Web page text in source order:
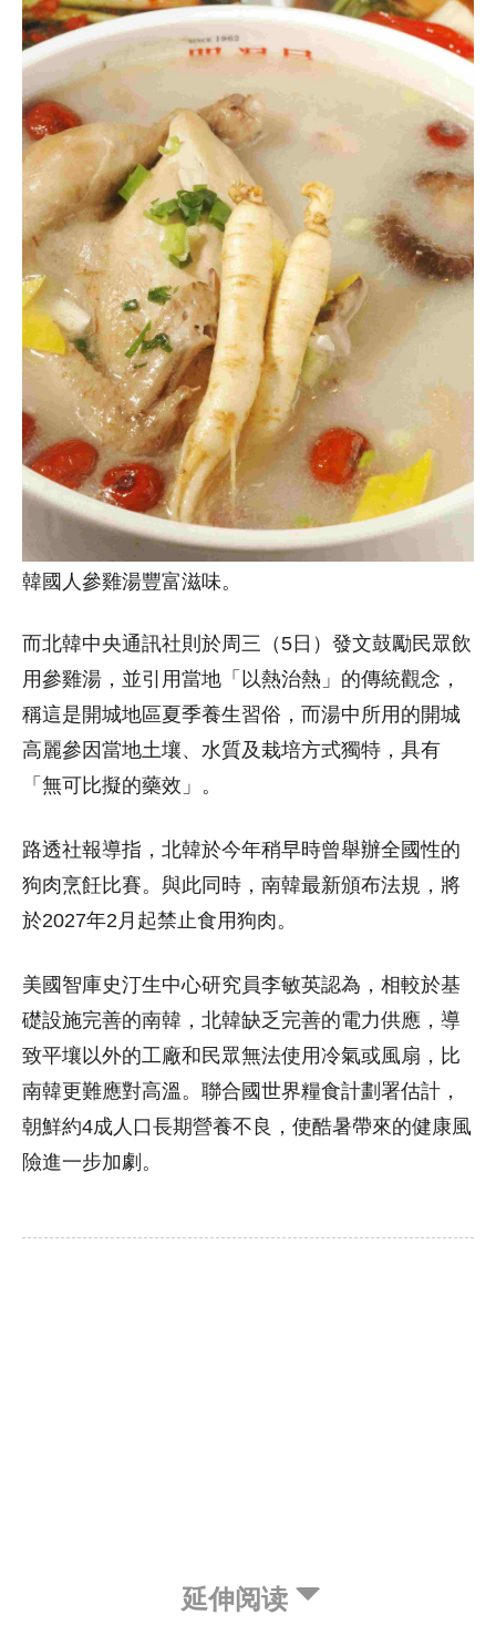
韓國人參雞湯豐富滋味。
而北韓中央通訊社則於周三（5日）發文鼓勵民眾飲
用參雞湯，並引用當地「以熱治熱」的傳統觀念，
稱這是開城地區夏季養生習俗，而湯中所用的開城
高麗參因當地土壤、水質及栽培方式獨特，具有
「無可比擬的藥效」。
路透社報導指，北韓於今年稍早時曾舉辦全國性的
狗肉烹飪比賽。與此同時，南韓最新頒布法規，將
於2027年2月起禁止食用狗肉。
美國智庫史汀生中心研究員李敏英認為，相較於基
礎設施完善的南韓，北韓缺乏完善的電力供應，導
致平壤以外的工廠和民眾無法使用冷氣或風扇，比
南韓更難應對高溫。聯合國世界糧食計劃署估計，
朝鮮約4成人口長期營養不良，使酷暑帶來的健康風
險進一步加劇。
延伸阅读